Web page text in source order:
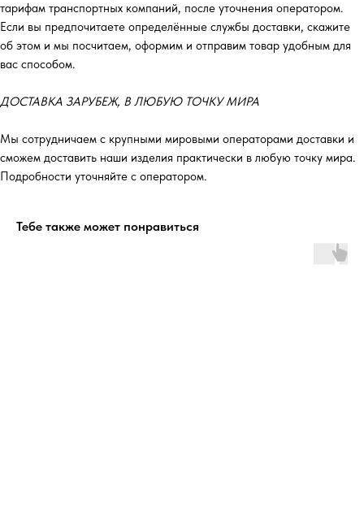
тарифам транспортных компаний, после уточнения оператором.
Если вы предпочитаете определённые службы доставки, скажите
об этом и мы посчитаем, оформим и отправим товар удобным для
вас способом.
ДОСТАВКА ЗАРУБЕЖ, В ЛЮБУЮ ТОЧКУ МИРА
Мы сотрудничаем с крупными мировыми операторами доставки и
сможем доставить наши изделия практически в любую точку мира.
Подробности уточняйте с оператором.
Тебе также может понравиться